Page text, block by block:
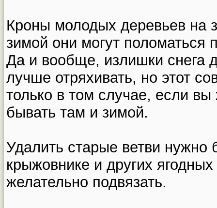
Кроны молодых деревьев на
зимой они могут поломаться
Да и вообще, излишки снега
лучше отряхивать, но этот
только в том случае, если
бывать там и зимой.
Удалить старые ветви
крыжовнике и других
желательно подвязать.